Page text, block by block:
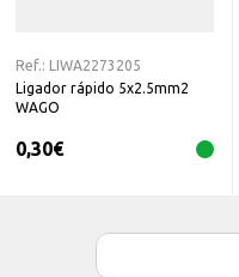
Ref.:
LIWA2273205
Ligador rápido 5x2.5mm2
WAGO
0,30€